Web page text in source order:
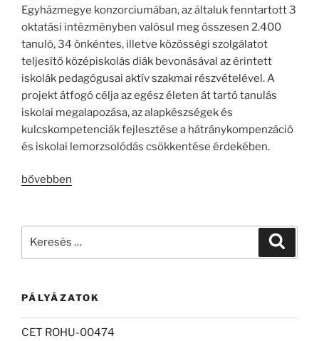
Egyházmegye konzorciumában, az általuk fenntartott 3
oktatási intézményben valósul meg összesen 2.400
tanuló, 34 önkéntes, illetve közösségi szolgálatot
teljesítő középiskolás diák bevonásával az érintett
iskolák pedagógusai aktív szakmai részvételével. A
projekt átfogó célja az egész életen át tartó tanulás
iskolai megalapozása, az alapkészségek és
kulcskompetenciák fejlesztése a hátránykompenzáció
és iskolai lemorzsolódás csökkentése érdekében.
„Közösségi
tanulás”
bővebben
PÁLYÁZATOK
CET ROHU-00474